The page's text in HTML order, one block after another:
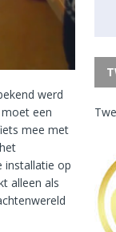
werd
een
mee met
installatie op
alleen als